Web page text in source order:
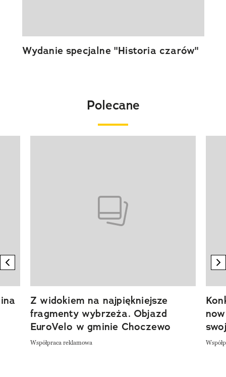
Wydanie specjalne "Historia czarów"
Polecane
previous element
Z widokiem na najpiękniejsze
fragmenty wybrzeża. Objazd
EuroVelo w gminie Choczewo
Współpraca reklamowa